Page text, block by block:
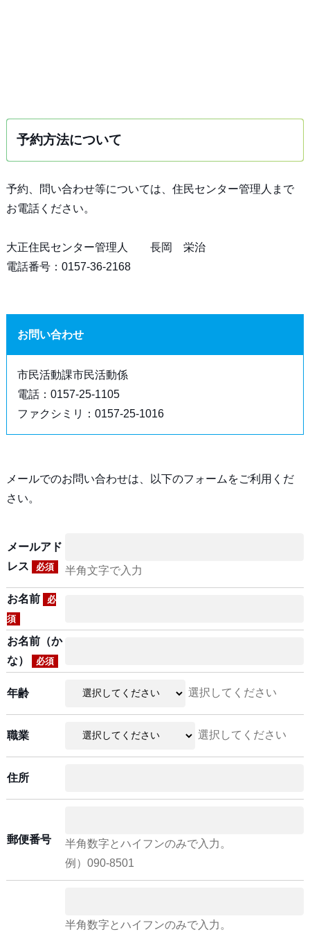
予約方法について
予約、問い合わせ等については、住民センター管理人まで
お電話ください。
大正住民センター管理人 長岡 栄治
電話番号：0157-36-2168
お問い合わせ
市民活動課市民活動係
電話：0157-25-1105
ファクシミリ：0157-25-1016
メールでのお問い合わせは、以下のフォームをご利用くだ
さい。
メールアド
レス
必須 半角文字で入力
お名前
必
須
お名前（か
な）
必須
年齢 選択してください
職業 選択してください
住所
郵便番号
半角数字とハイフンのみで入力。
例）090-8501
半角数字とハイフンのみで入力。